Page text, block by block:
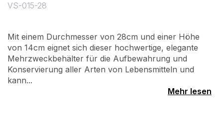
VS-015-28
Mit einem Durchmesser von 28cm und einer Höhe
von 14cm eignet sich dieser hochwertige, elegante
Mehrzweckbehälter für die Aufbewahrung und
Konservierung aller Arten von Lebensmitteln und
kann...
Mehr lesen